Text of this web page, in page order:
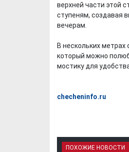
верхней части этой
ступеням, создавая
вечерам.
В нескольких
который можно
мостику для
checheninfo.ru
ПОХОЖИЕ НОВОСТИ